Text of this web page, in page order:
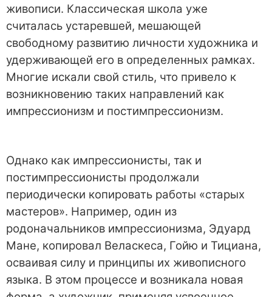
живописи. Классическая школа уже
считалась устаревшей, мешающей
свободному развитию личности художника и
удерживающей его в определенных рамках.
Многие искали свой стиль, что привело к
возникновению таких направлений как
импрессионизм и постимпрессионизм.
Однако как импрессионисты, так и
постимпрессионисты продолжали
периодически копировать работы «старых
мастеров». Например, один из
родоначальников импрессионизма, Эдуард
Мане, копировал Веласкеса, Гойю и Тициана,
осваивая силу и принципы их живописного
языка. В этом процессе и возникала новая